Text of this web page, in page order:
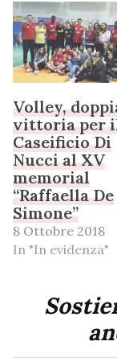
Volley,
vittoria per
Caseificio Di
Nucci al XV
memorial
“Raffaella De
Simone”
8 Ottobre 2018
In "In evidenza"